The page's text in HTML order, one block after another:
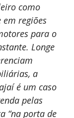
como
em regiões
para o
Longe
a
é um caso
pelas
“na porta de